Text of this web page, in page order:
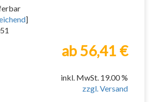
]
ab 56,41 €
inkl. MwSt. 19.00 %
zzgl. Versand